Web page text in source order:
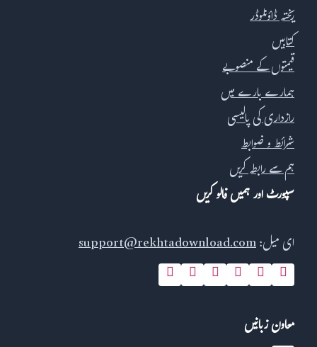
ریختہ ڈاؤنلوڈر
کتابیں
قیمتوں کے منصوبے
ہمارے بارے میں
رازداری کی پالیسی
شرائط و ضوابط
ہم سے رابطہ کریں
سپورٹ اور ہمیں فالو کریں
ای میل:support@rekhtadownload.com
معاون زبانیں